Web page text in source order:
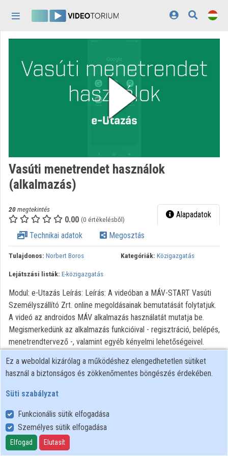
Bejelentkezés
Közreműködők
Vasúti menetrendet használok
(alkalmazás)
20megtekintés
0.00 (0 értékelésből) Alapadatok
Technikai adatok Megosztás
Tulajdonos: Norbert Boros Kategóriák: Közigazgatás
Lejátszási listák: E-közigazgatás
Modul: e-Utazás Leírás: Leírás: A videóban a MÁV-START Vasúti
Személyszállító Zrt. online megoldásainak bemutatását folytatjuk.
A videó az androidos MÁV alkalmazás használatát mutatja be.
Megismerkedünk az alkalmazás funkcióival - regisztráció, belépés,
menetrendtervező -, valamint egyéb kényelmi lehetőségeivel.
Zene: Bensound - Once Again Forrás:https://www.bensound.com
Felhasználói szabályzat
Adatkezelési tájékoztató
Süti szabályzat
Ez a weboldal kizárólag a működéshez elengedhetetlen sütiket
használ a biztonságos és zökkenőmentes böngészés érdekében.
Süti szabályzat
Funkcionális sütik elfogadása
Személyes sütik elfogadása
Elfogad Elutasít